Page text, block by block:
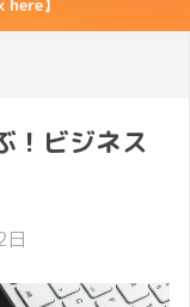
】
！ビジネス